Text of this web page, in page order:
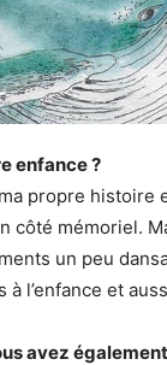
enfance ?
propre histoire
côté mémoriel.
un peu
l’enfance et
avez